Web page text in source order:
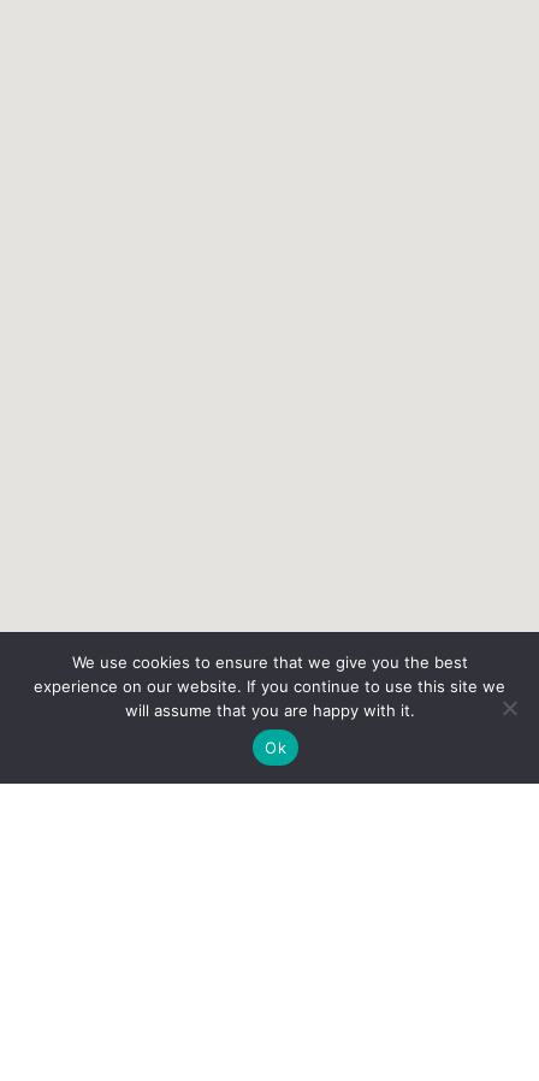
We use cookies to ensure that we give you the best
experience on our website. If you continue to use this site we
will assume that you are happy with it.
Ok